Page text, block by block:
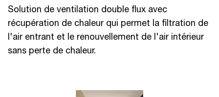
Solution de ventilation double flux avec
récupération de chaleur qui permet la filtration de
l'air entrant et le renouvellement de l'air intérieur
sans perte de chaleur.